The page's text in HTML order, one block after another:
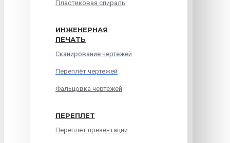
Пластиковая спираль
ИНЖЕНЕРНАЯ
ПЕЧАТЬ
Сканирование чертежей
Переплёт чертежей
Фальцовка чертежей
ПЕРЕПЛЕТ
Переплет презентации